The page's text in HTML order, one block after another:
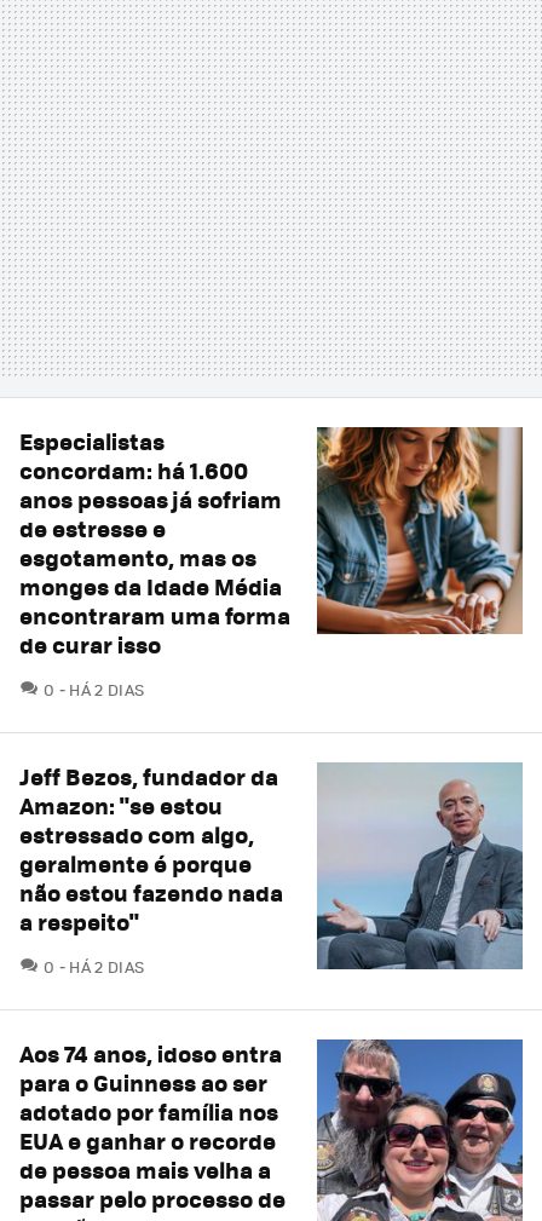
Especialistas
concordam: há 1.600
anos pessoas já sofriam
de estresse e
esgotamento, mas os
monges da Idade Média
encontraram uma forma
de curar isso
0 COMENTÁRIOS
HÁ 2 DIAS
Jeff Bezos, fundador da
Amazon: "se estou
estressado com algo,
geralmente é porque
não estou fazendo nada
a respeito"
0 COMENTÁRIOS
HÁ 2 DIAS
Aos 74 anos, idoso entra
para o Guinness ao ser
adotado por família nos
EUA e ganhar o recorde
de pessoa mais velha a
passar pelo processo de